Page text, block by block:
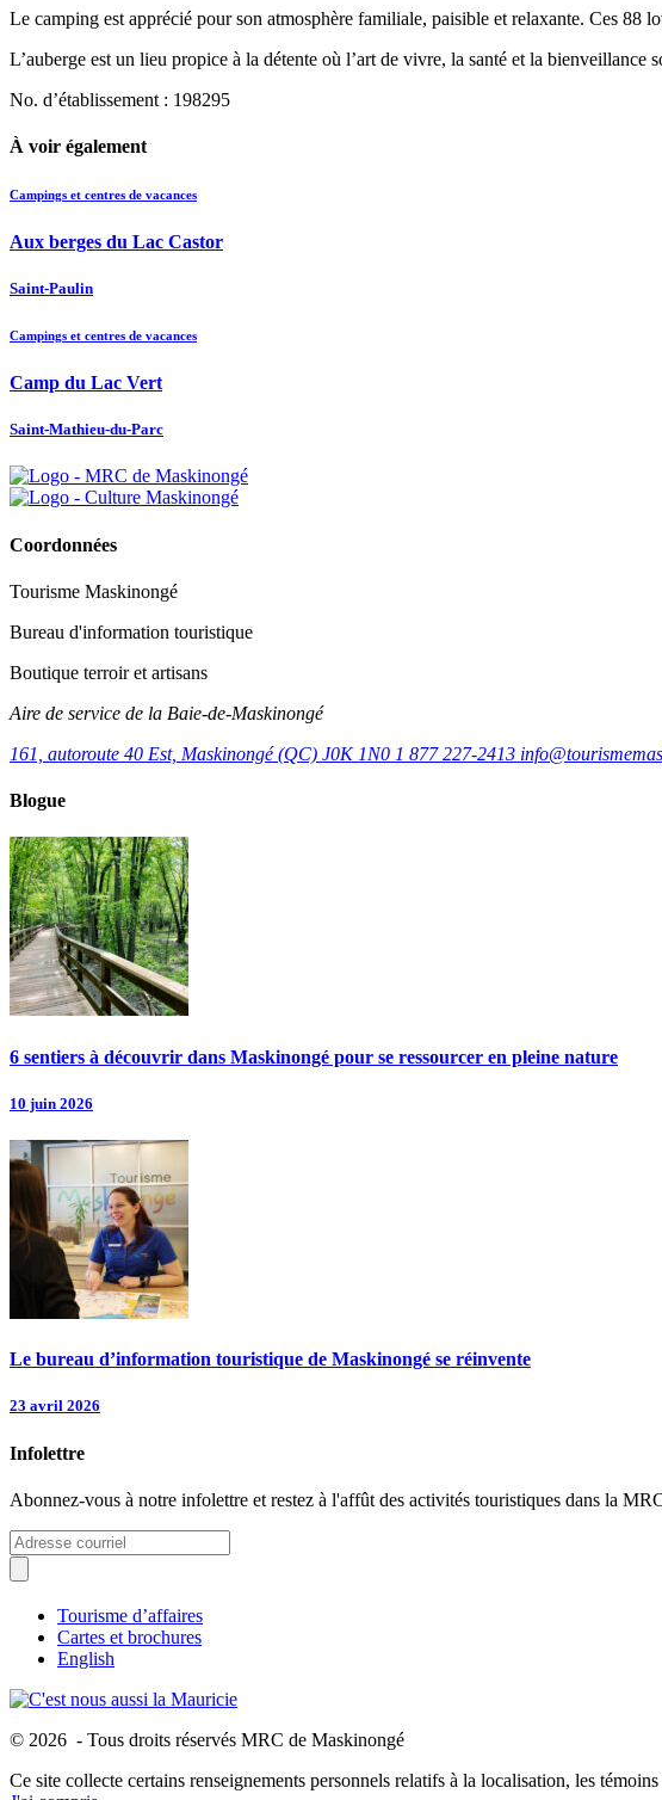
Le camping est apprécié pour son atmosphère familiale, paisible et relaxante. Ces 88
L’auberge est un lieu propice à la détente où l’art de vivre, la santé et la bienveillance
No. d’établissement : 198295
À voir également
Campings et centres de vacances
Aux berges du Lac Castor
Saint-Paulin
Campings et centres de vacances
Camp du Lac Vert
Saint-Mathieu-du-Parc
Coordonnées
Tourisme Maskinongé
Bureau d'information touristique
Boutique terroir et artisans
Aire de service de la Baie-de-Maskinongé
161, autoroute 40 Est, Maskinongé (QC) J0K 1N0 1 877 227-2413
Blogue
6 sentiers à découvrir dans Maskinongé pour se ressourcer en pleine nature
10 juin 2026
Le bureau d’information touristique de Maskinongé se réinvente
23 avril 2026
Infolettre
Abonnez-vous à notre infolettre et restez à l'affût des activités touristiques dans la
Tourisme d’affaires
Cartes et brochures
English
© 2026 - Tous droits réservés MRC de Maskinongé
Ce site collecte certains renseignements personnels relatifs à la localisation, les